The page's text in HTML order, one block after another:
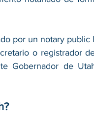
por un notary public
o registrador
Gobernador de